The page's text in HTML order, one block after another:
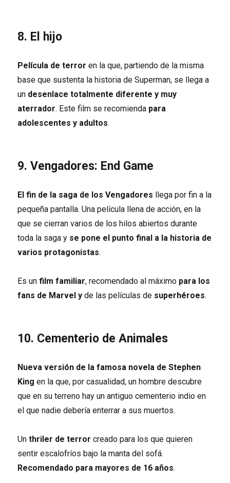
8. El hijo
Película de terror en la que, partiendo de la misma
base que sustenta la historia de Superman, se llega a
un desenlace totalmente diferente y muy
aterrador. Este film se recomienda para
adolescentes y adultos.
9. Vengadores: End Game
El fin de la saga de los Vengadores llega por fin a la
pequeña pantalla. Una película llena de acción, en la
que se cierran varios de los hilos abiertos durante
toda la saga y se pone el punto final a la historia de
varios protagonistas.
Es unfilm familiar, recomendado al máximo para los
fans de Marvel y de las películas de superhéroes.
10. Cementerio de Animales
Nueva versión de la famosa novela de Stephen
King en la que, por casualidad, un hombre descubre
que en su terreno hay un antiguo cementerio indio en
el que nadie debería enterrar a sus muertos.
Unthriler de terror creado para los que quieren
sentir escalofríos bajo la manta del sofá.
Recomendado para mayores de 16 años.